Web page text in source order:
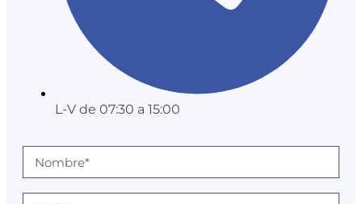
L-V de 07:30 a 15:00